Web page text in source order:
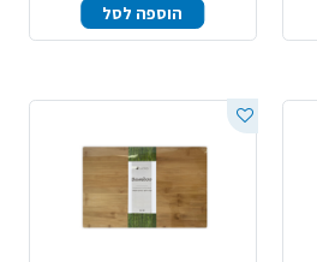
הוספה לסל